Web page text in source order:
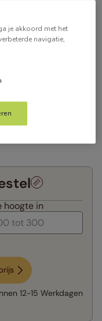
hoogte in
12-15 Werkdagen
je akkoord met het
navigatie,